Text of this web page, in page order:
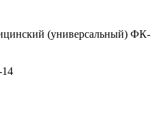
(универсальный) ФК-